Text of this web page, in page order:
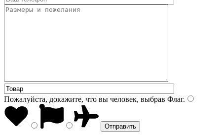
Пожалуйста, докажите, что вы человек, выбрав Флаг.